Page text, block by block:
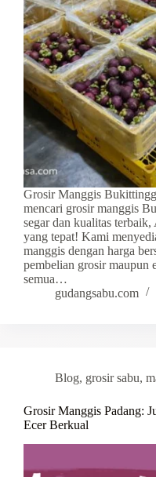
Grosir Manggis
mencari grosir manggis
segar dan kualitas
yang tepat! Kami
manggis dengan harga
pembelian grosir maupun
semua…
gudangsabu.com
Blog, grosir sabu,
Grosir Manggis Padang:
Ecer Berkual